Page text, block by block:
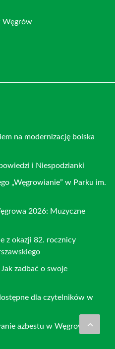
Węgrów
na modernizację boiska
i Niespodzianki
„Węgrowianie” w Parku im.
2026: Muzyczne
z okazji 82. rocznicy
zadbać o swoje
dla czytelników w
azbestu w Węgrowie